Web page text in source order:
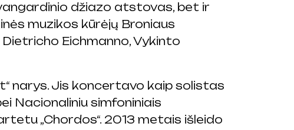
džiazo atstovas, bet ir
muzikos kūrėjų Broniaus
Eichmanno, Vykinto
narys. Jis koncertavo kaip solistas
Nacionaliniu simfoniniais
„Chordos“. 2013 metais išleido